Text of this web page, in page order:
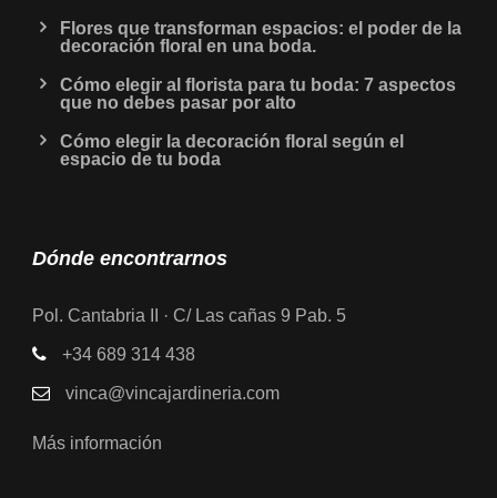
Flores que transforman espacios: el poder de la
decoración floral en una boda.
Cómo elegir al florista para tu boda: 7 aspectos
que no debes pasar por alto
Cómo elegir la decoración floral según el
espacio de tu boda
Dónde encontrarnos
Pol. Cantabria II · C/ Las cañas 9 Pab. 5
+34 689 314 438
vinca@vincajardineria.com
Más información